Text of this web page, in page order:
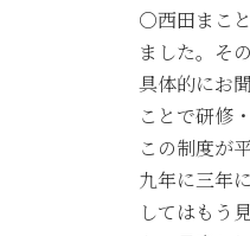
○西田まこ
ました。そ
具体的にお
ことで研修
この制度が
九年に三年
してはもう